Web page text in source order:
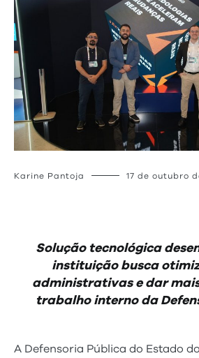
Karine Pantoja 17 de outubro
Solução tecnológica
instituição busca
administrativas e dar
trabalho interno da
A Defensoria Pública do Estado